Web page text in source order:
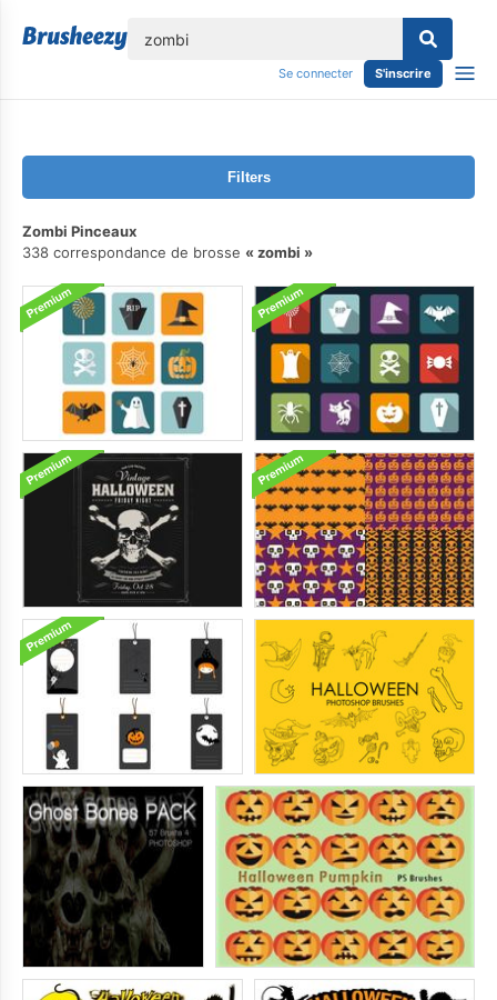
Se connecter S'inscrire
Filters
Zombi Pinceaux
338 correspondance de brosse
zombi